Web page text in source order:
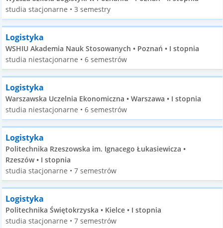
studia stacjonarne • 3 semestry
Logistyka
WSHIU Akademia Nauk Stosowanych • Poznań • I stopnia
studia niestacjonarne • 6 semestrów
Logistyka
Warszawska Uczelnia Ekonomiczna • Warszawa • I stopnia
studia niestacjonarne • 6 semestrów
Logistyka
Politechnika Rzeszowska im. Ignacego Łukasiewicza •
Rzeszów • I stopnia
studia stacjonarne • 7 semestrów
Logistyka
Politechnika Świętokrzyska • Kielce • I stopnia
studia stacjonarne • 7 semestrów